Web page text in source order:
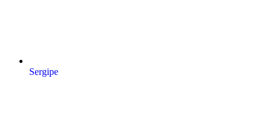
Sergipe